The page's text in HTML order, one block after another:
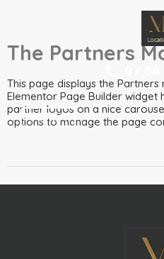
Submit
The Partners
This page displays the Partners
Elementor Page Builder widget
partner logos on a nice
options to manage the page